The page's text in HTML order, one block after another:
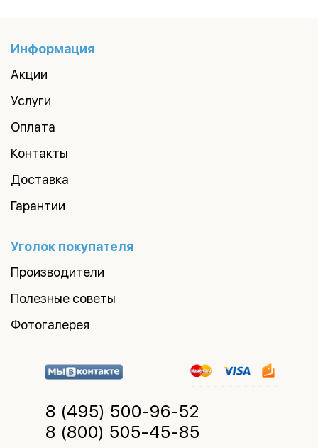
Информация
Акции
Услуги
Оплата
Контакты
Доставка
Гарантии
Уголок покупателя
Производители
Полезные советы
Фотогалерея
8 (495) 500-96-52
8 (800) 505-45-85